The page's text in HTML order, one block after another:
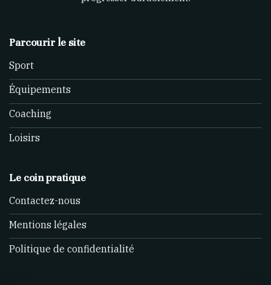
Parcourir le site
Sport
Équipements
Coaching
Loisirs
Le coin pratique
Contactez-nous
Mentions légales
Politique de confidentialité